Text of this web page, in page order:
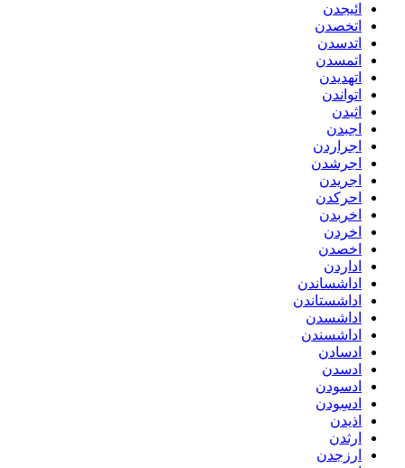
ائیجدن
اتخصدن
اتدسدن
اتمسدن
اتهدیدن
اتواندن
اثبدن
اجبدن
اجراردن
اجرشدن
اجریدن
احرکدن
اخربدن
اخردن
اخصدن
اداردن
اداشساندن
اداشستاندن
اداشسدن
اداشسندن
ادسادن
ادسدن
ادسودن
ادسِودن
اذیدن
ارثدن
ارزجدن